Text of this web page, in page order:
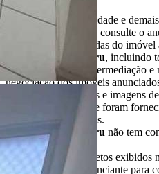
* Valores, disponibilidade e
alterações. SEMPRE consulte o
informações atualizadas do
Portal Casa Bauru, incluindo
realizam qualquer intermediação e
negociação dos imóveis
Todas as informações e imagens
anúncio publicitário e foram
Negócios Imobiliários.
Portal Casa Bauru não tem
destas informações.
Móveis e demais objetos exibidos
oferta. Contate o anunciante para